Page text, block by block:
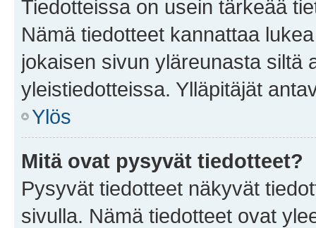
Tiedotteissa on usein tärkeää
Nämä tiedotteet kannattaa
jokaisen sivun yläreunasta siltä
yleistiedotteissa. Ylläpitäjät
Ylös
Mitä ovat pysyvät tiedotteet?
Pysyvät tiedotteet näkyvät
sivulla. Nämä tiedotteet ovat